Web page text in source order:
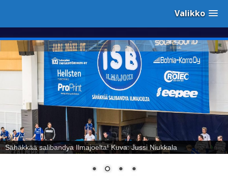
Valikko
Sähäkkää salibandya Ilmajoelta! Kuva: Jussi Niukkala